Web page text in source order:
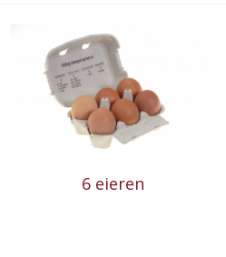
6 eieren